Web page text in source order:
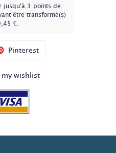
jusqu'à 3 points de
être transformé(s)
€
Pinterest
wishlist